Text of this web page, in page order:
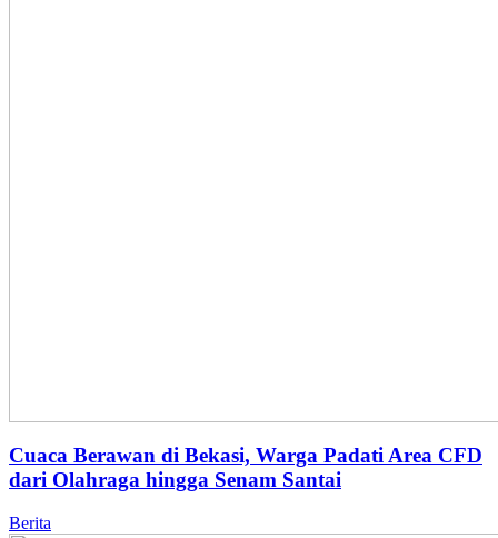
Cuaca Berawan di Bekasi, Warga Padati Area CFD
dari Olahraga hingga Senam Santai
Berita